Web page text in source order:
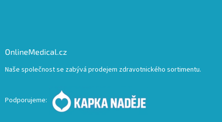
OnlineMedical.cz
Naše společnost se zabývá prodejem zdravotnického sortimentu.
Podporujeme: